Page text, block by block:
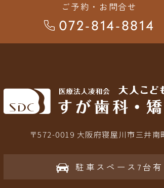
ご予約・お問合せ
072-814-8814
〒572-0019 大阪府寝屋川市三井南
駐車スペース7台有